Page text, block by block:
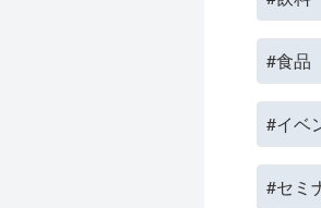
#食品
#イベ
#セミ